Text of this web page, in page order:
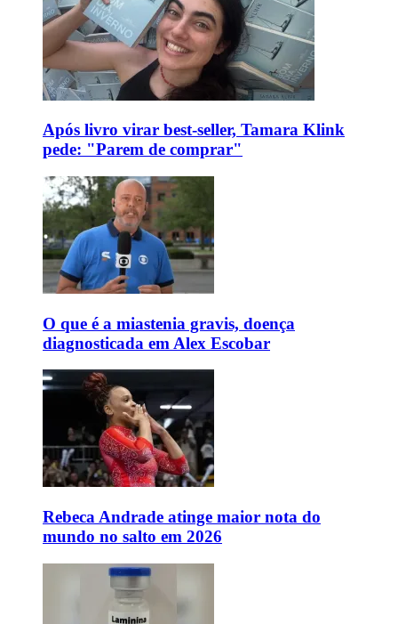
Após livro virar best-seller, Tamara Klink
pede: "Parem de comprar"
O que é a miastenia gravis, doença
diagnosticada em Alex Escobar
Rebeca Andrade atinge maior nota do
mundo no salto em 2026